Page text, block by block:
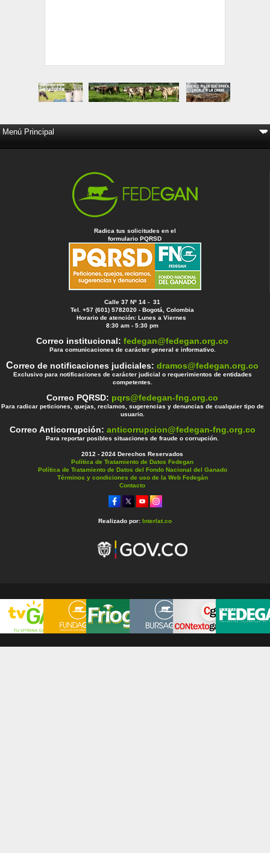
Radica tus solicitudes en el
formulario PQRSD
Calle 37 Nº 14 - 31
Tel. +57 (601) 5782020 - Bogotá, Colombia
Horario de atención: Lunes a Viernes
8:30 am - 5:30 pm
Correo institucional:fedegan@fedegan.org.co
Para comunicaciones de carácter general e informativo.
Correo de notificaciones judiciales:dramos@fedegan.org.co
Exclusivo para notificaciones de carácter judicial o requerimientos de entidades
competentes.
Correo PQRSD: pqrs@fedegan-fng.org.co
Para radicar peticiones, quejas, reclamos, sugerencias y denuncias de cualquier tipo de
usuario.
Correo Anticorrupción: anticorrupcion@fedegan-fng.org.co
Para reportar posibles situaciones de fraude o corrupción.
2012 - 2024 Derechos Reservados
Política de Tratamiento de Datos Fedegan
Política de Tratamiento de Datos del Fondo Nacional del Ganado
Términos y condiciones de uso de la Web Fedegán
Contacto
Realizado por: Interlat.co